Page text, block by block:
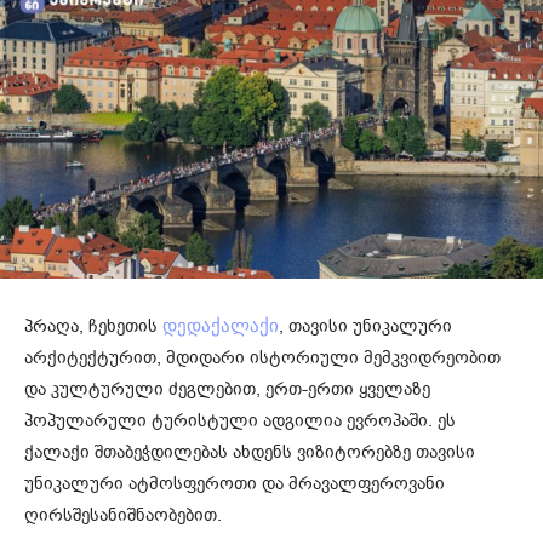
პრაღა, ჩეხეთის დედაქალაქი, თავისი უნიკალური
არქიტექტურით, მდიდარი ისტორიული მემკვიდრეობით
და კულტურული ძეგლებით, ერთ-ერთი ყველაზე
პოპულარული ტურისტული ადგილია ევროპაში. ეს
ქალაქი შთაბეჭდილებას ახდენს ვიზიტორებზე თავისი
უნიკალური ატმოსფეროთი და მრავალფეროვანი
ღირსშესანიშნაობებით.